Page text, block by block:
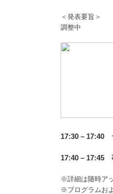
＜発表要旨＞
調整中
17:30 – 17:40
17:40 – 17:45
※詳細は随時ア
※プログラムお